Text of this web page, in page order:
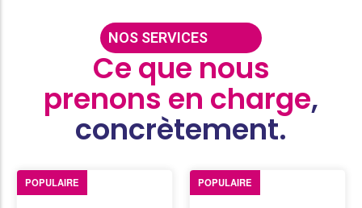
NOS SERVICES
Ce que nous
prenons en charge,
concrètement.
POPULAIRE POPULAIRE